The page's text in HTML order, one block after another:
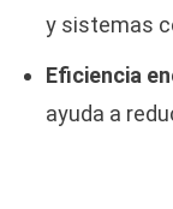
y sistemas
Eficiencia
ayuda a